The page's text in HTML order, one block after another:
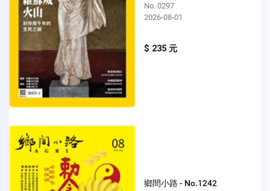
No. 0297
2026-08-01
$ 235 元
鄉間小路 - No.1242